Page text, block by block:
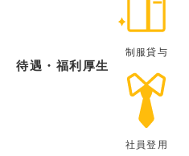
待遇・福利厚生
制服貸与
社員登用